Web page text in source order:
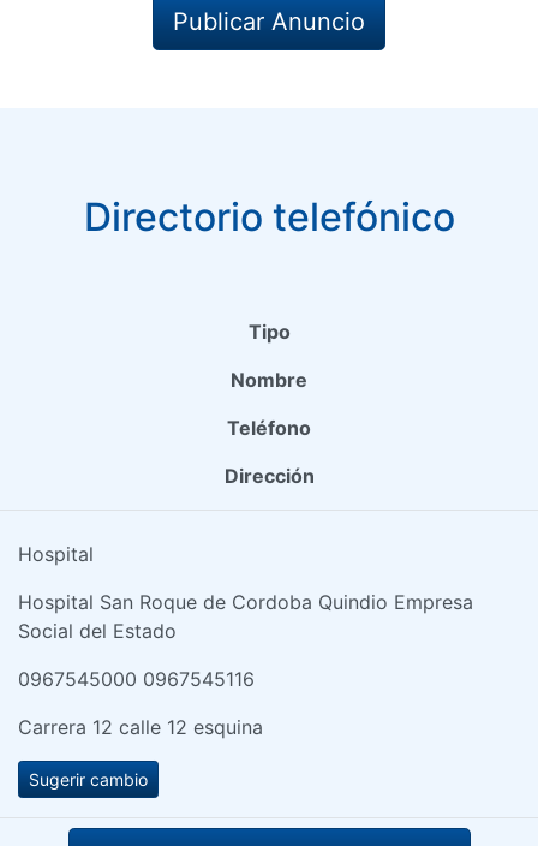
Publicar Anuncio
Directorio telefónico
Tipo
Nombre
Teléfono
Dirección
Hospital
Hospital San Roque de Cordoba Quindio Empresa
Social del Estado
0967545000 0967545116
Carrera 12 calle 12 esquina
Sugerir cambio